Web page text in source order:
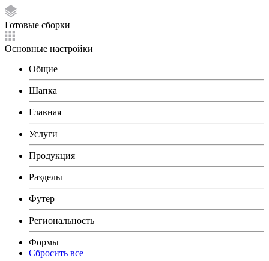
Готовые сборки
Основные настройки
Общие
Шапка
Главная
Услуги
Продукция
Разделы
Футер
Региональность
Формы
Сбросить все